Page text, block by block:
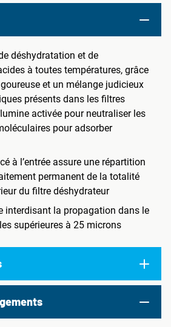
déshydratation et de
à toutes températures, grâce
et un mélange judicieux
présents dans les filtres
activée pour neutraliser les
pour adsorber
à l’entrée assure une répartition
permanent de la totalité
du filtre déshydrateur
interdisant la propagation dans le
supérieures à 25 microns